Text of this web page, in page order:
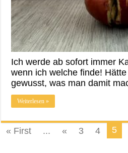
Ich werde ab sofort immer
wenn ich welche finde!
gewusst, was man damit
Weiterlesen »
« First ... « 3 4 5